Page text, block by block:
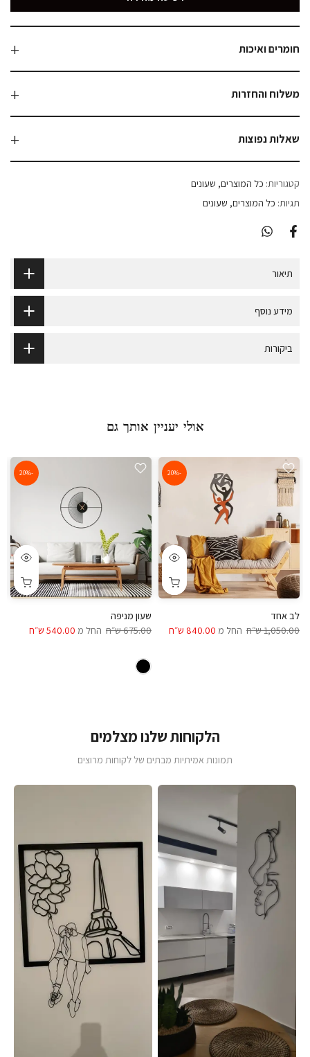
חומרים ואיכות
משלוח והחזרות
שאלות נפוצות
קטגוריות: כל המוצרים שעונים
תגיות: כל המוצרים שעונים
תיאור
מידע נוסף
ביקורות
אולי יעניין אותך גם
-20%
לב אחד
1,050.00 ש״ח
החל מ
-20%
שעון מניפה
675.00 ש״ח
החל מ
הלקוחות שלנו מצלמים
תמונות אמיתיות מבתים של לקוחות מרוצים